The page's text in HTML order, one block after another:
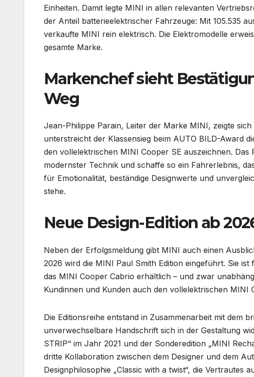
Einheiten. Damit legte MINI in allen relevanten
der Anteil batterieelektrischer Fahrzeuge: Mit 105.535
verkaufte MINI rein elektrisch. Die Elektromodelle
gesamte Marke.
Markenchef sieht
Weg
Jean-Philippe Parain, Leiter der Marke MINI, zeigte
unterstreicht der Klassensieg beim AUTO BILD-Award
den vollelektrischen MINI Cooper SE auszeichnen.
modernster Technik und schaffe so ein Fahrerlebnis,
für Emotionalität, beständige Designwerte und
stehe.
Neue Design-Edition ab
Neben der Erfolgsmeldung gibt MINI auch einen
2026 wird die MINI Paul Smith Edition eingeführt. Sie
das MINI Cooper Cabrio erhältlich – und zwar
Kundinnen und Kunden auch den vollelektrischen
Die Editionsreihe entstand in Zusammenarbeit mit dem
unverwechselbare Handschrift sich in der Gestaltung
STRIP“ im Jahr 2021 und der Sonderedition „MINI
dritte Kollaboration zwischen dem Designer und dem
Designphilosophie „Classic with a twist“, die